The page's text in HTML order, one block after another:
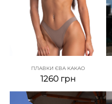
ПЛАВКИ ЄВА КАКАО
1260 грн